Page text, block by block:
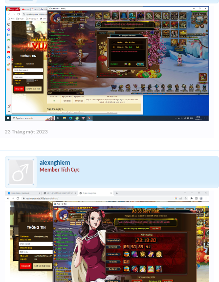
23 Tháng một 2023
alexnghiem
Member Tích Cực